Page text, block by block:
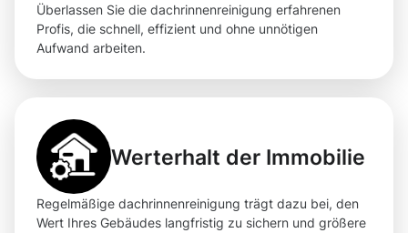
Überlassen Sie die dachrinnenreinigung erfahrenen
Profis, die schnell, effizient und ohne unnötigen
Aufwand arbeiten.
Werterhalt der Immobilie
Regelmäßige dachrinnenreinigung trägt dazu bei, den
Wert Ihres Gebäudes langfristig zu sichern und größere